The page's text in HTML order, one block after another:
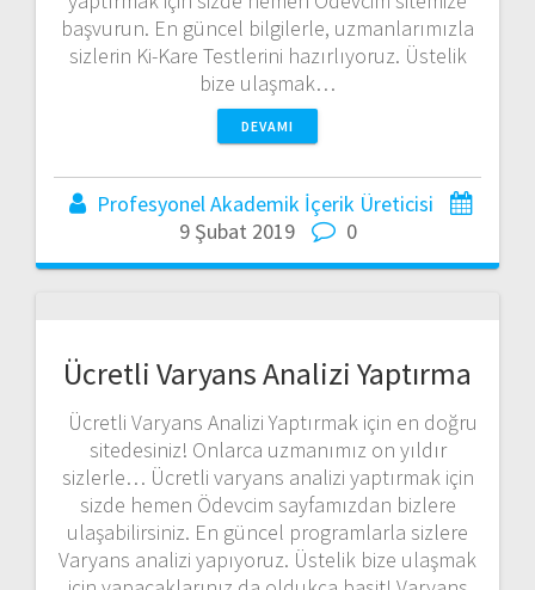
başvurun. En güncel bilgilerle, uzmanlarımızla
sizlerin Ki-Kare Testlerini hazırlıyoruz. Üstelik
bize ulaşmak…
DEVAMI
Profesyonel Akademik İçerik Üreticisi
9 Şubat 2019
0
Ücretli Varyans Analizi Yaptırma
Ücretli Varyans Analizi Yaptırmak için en doğru
sitedesiniz! Onlarca uzmanımız on yıldır
sizlerle… Ücretli varyans analizi yaptırmak için
sizde hemen Ödevcim sayfamızdan bizlere
ulaşabilirsiniz. En güncel programlarla sizlere
Varyans analizi yapıyoruz. Üstelik bize ulaşmak